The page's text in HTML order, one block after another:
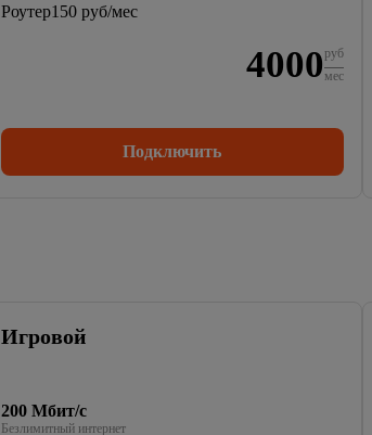
Роутер150 руб/мес
4000 руб
мес
Подключить
Игровой
200 Мбит/с
Безлимитный интернет